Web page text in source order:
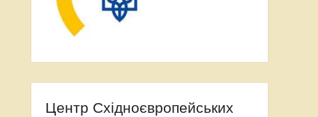
Центр Східноєвропейських